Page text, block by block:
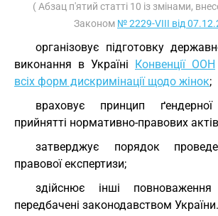
( Абзац п'ятий статті 10 із змінами,
Законом № 2229-VIII від
організовує підготовку
виконання в Україні Конвенції ООН
всіх форм дискримінації щодо жінок;
враховує принцип
прийнятті нормативно-правових
затверджує порядок
правової експертизи;
здійснює інші
передбачені законодавством України.